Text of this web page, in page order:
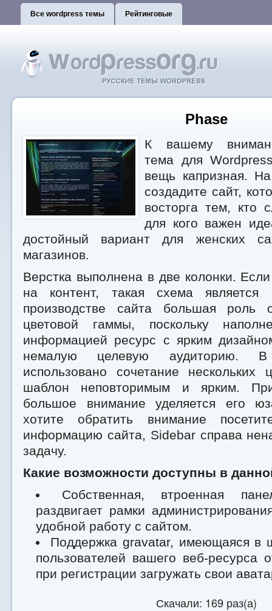
Все wordpress темы Рейтинговые
Phase
К вашему
тема для
вещь капризная.
создадите сайт,
восторга тем, кто
для кого важен
достойный вариант для женских
магазинов.
Верстка выполнена в две колонки.
на контент, такая схема является
производстве сайта большая роль
цветовой гаммы, поскольку
информацией ресурс с ярким
немалую целевую аудиторию.
использовано сочетание нескольких
шаблон неповторимым и ярким.
большое внимание уделяется его
хотите обратить внимание
информацию сайта, Sidebar справа
задачу.
Какие возможности доступны в
Собственная, втроенная
раздвигает рамки
удобной работу с сайтом.
Поддержка gravatar, имеющаяся в
пользователей вашего веб-ресурса
при регистрации загружать свои
Скачали: 169 раз(а)